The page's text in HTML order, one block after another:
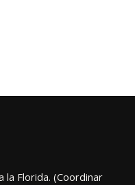
la Florida. (Coordinar